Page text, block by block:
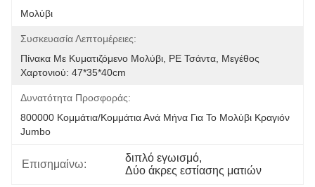
Μολύβι
Συσκευασία Λεπτομέρειες:
Πίνακα Με Κυματιζόμενο Μολύβι, PE Τσάντα, Μεγέθος
Χαρτονιού: 47*35*40cm
Δυνατότητα Προσφοράς:
800000 Κομμάτια/κομμάτια Ανά Μήνα Για Το Μολύβι Κραγιόν
Jumbo
Επισημαίνω:
διπλό εγωισμό,
Δύο άκρες εστίασης ματιών